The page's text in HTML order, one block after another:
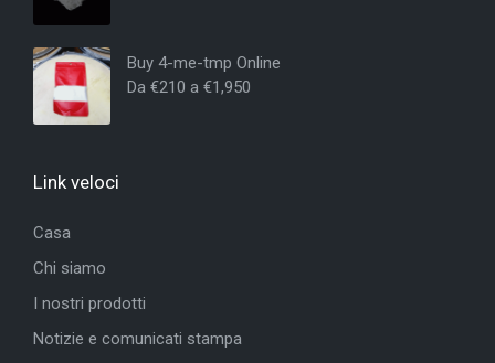
Buy 4-me-tmp Online
Da €210 a €1,950
Link veloci
Casa
Chi siamo
I nostri prodotti
Notizie e comunicati stampa